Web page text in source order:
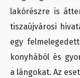
lakórészre is
tiszaújvárosi
egy
konyhából és
a lángokat. Az